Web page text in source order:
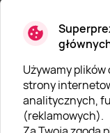
Używamy
strony
analitycznych,
(reklamowych).
O SUPERPREZENTY
O nas
Aktualności